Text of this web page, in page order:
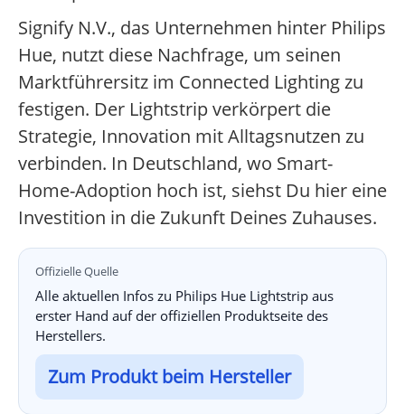
Signify N.V., das Unternehmen hinter Philips
Hue, nutzt diese Nachfrage, um seinen
Marktführersitz im Connected Lighting zu
festigen. Der Lightstrip verkörpert die
Strategie, Innovation mit Alltagsnutzen zu
verbinden. In Deutschland, wo Smart-
Home-Adoption hoch ist, siehst Du hier eine
Investition in die Zukunft Deines Zuhauses.
Offizielle Quelle
Alle aktuellen Infos zu Philips Hue Lightstrip aus
erster Hand auf der offiziellen Produktseite des
Herstellers.
Zum Produkt beim Hersteller